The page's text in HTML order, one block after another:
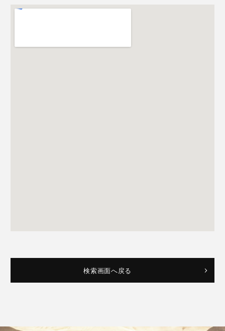
検索画面へ戻る